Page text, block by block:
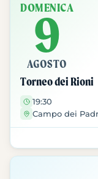
DOMENICA
9
AGOSTO
Torneo dei Rioni
19:30
Campo dei